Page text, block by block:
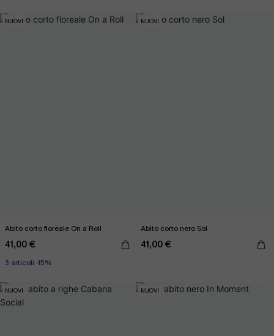
NUOVI
Abito corto floreale On a Roll
41,00 €
3 articoli -15%
NUOVI
Abito corto nero Sol
41,00 €
NUOVI NUOVI